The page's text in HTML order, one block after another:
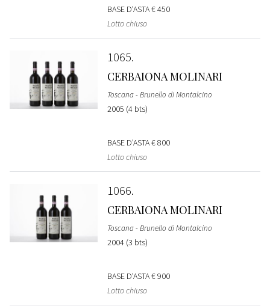
BASE D'ASTA€ 450
Lotto chiuso
1065
CERBAIONA MOLINARI
Toscana - Brunello di Montalcino
2005 (4 bts)
BASE D'ASTA€ 800
Lotto chiuso
1066
CERBAIONA MOLINARI
Toscana - Brunello di Montalcino
2004 (3 bts)
BASE D'ASTA€ 900
Lotto chiuso